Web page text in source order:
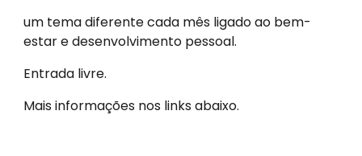
um tema diferente cada mês ligado ao bem-
estar e desenvolvimento pessoal.
Entrada livre.
Mais informações nos links abaixo.